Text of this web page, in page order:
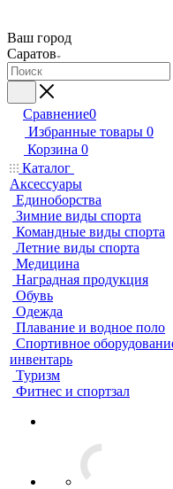
Ваш город
Саратов
Сравнение0
Избранные товары 0
Корзина 0
Каталог
Аксессуары
Единоборства
Зимние виды спорта
Командные виды спорта
Летние виды спорта
Медицина
Наградная продукция
Обувь
Одежда
Плавание и водное поло
Спортивное
инвентарь
Туризм
Фитнес и спортзал